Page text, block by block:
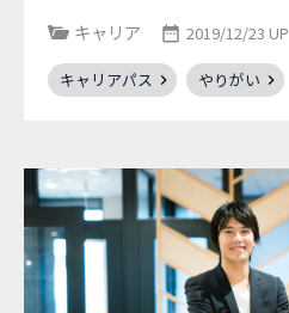
キャリア 2019/12/23 UP
キャリアパス やりがい